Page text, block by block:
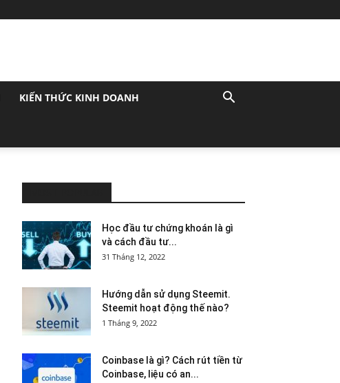
KIẾN THỨC KINH DOANH
Học đầu tư chứng khoán là gì
và cách đầu tư...
31 Tháng 12, 2022
Hướng dẫn sử dụng Steemit.
Steemit hoạt động thế nào?
1 Tháng 9, 2022
Coinbase là gì? Cách rút tiền từ
Coinbase, liệu có an...